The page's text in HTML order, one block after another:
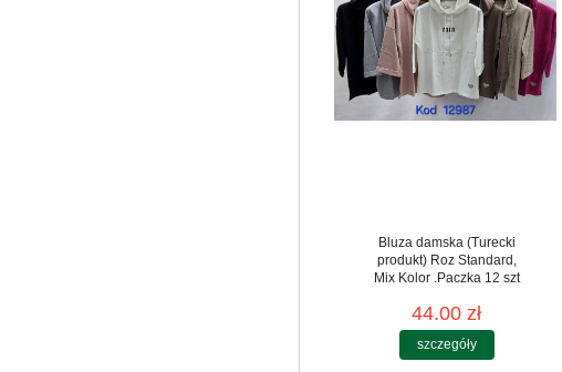
Bluza damska (Turecki
produkt) Roz Standard,
Mix Kolor .Paczka 12 szt
44.00 zł
szczegóły